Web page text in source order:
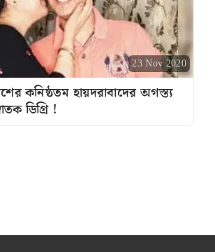
23 Nov 2020
কনিষ্ঠতম হায়দরাবাদের অগস্ত্য
ডিগ্রি !